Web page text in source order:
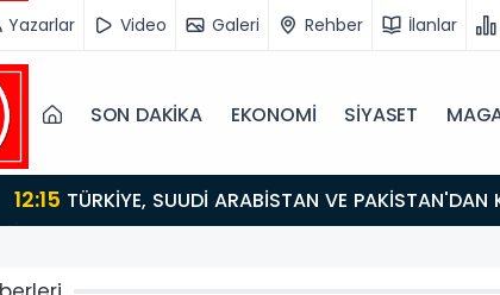
Yazarlar Video Galeri Rehber İlanlar
SON DAKİKA EKONOMİ SİYASET
12:15
İMZALANDI!